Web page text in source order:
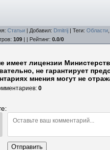
: Статьи | Добавил: Dmitrij | Теги: Области
: 109 | | Рейтинг: 0.0/0
имеет лицензии
не гарантирует
мнения могут не
: 0
Отправить